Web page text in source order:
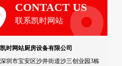
CONTACT US
联系凯时网站
时网站厨房设备有限公司
圳市宝安区沙井街道沙三创业园3栋